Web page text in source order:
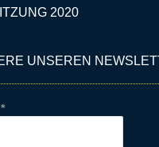
2020
UNSEREN
*